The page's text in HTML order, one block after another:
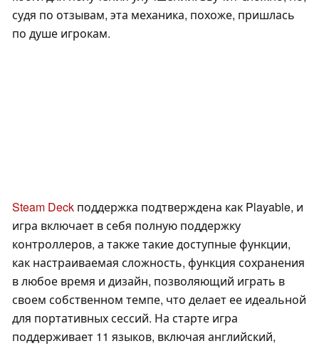
судя по отзывам, эта механика, похоже, пришлась
по душе игрокам.
Steam Deck поддержка подтверждена как Playable, и
игра включает в себя полную поддержку
контроллеров, а также такие доступные функции,
как настраиваемая сложность, функция сохранения
в любое время и дизайн, позволяющий играть в
своем собственном темпе, что делает ее идеальной
для портативных сессий. На старте игра
поддерживает 11 языков, включая английский,